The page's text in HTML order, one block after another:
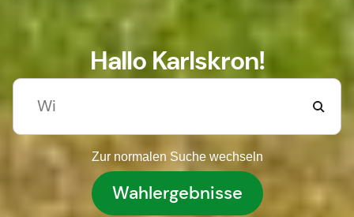
Hallo Karlskron!
Zur normalen Suche wechseln
Wahlergebnisse